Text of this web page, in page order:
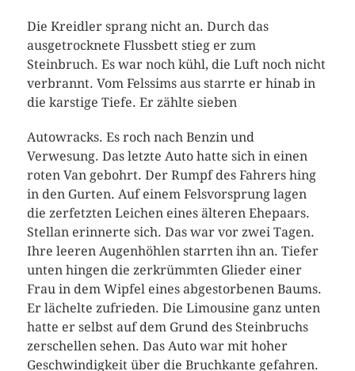
Die Kreidler sprang nicht an. Durch das
ausgetrocknete Flussbett stieg er zum
Steinbruch. Es war noch kühl, die Luft noch nicht
verbrannt. Vom Felssims aus starrte er hinab in
die karstige Tiefe. Er zählte sieben
Autowracks. Es roch nach Benzin und
Verwesung. Das letzte Auto hatte sich in einen
roten Van gebohrt. Der Rumpf des Fahrers hing
in den Gurten. Auf einem Felsvorsprung lagen
die zerfetzten Leichen eines älteren Ehepaars.
Stellan erinnerte sich. Das war vor zwei Tagen.
Ihre leeren Augenhöhlen starrten ihn an. Tiefer
unten hingen die zerkrümmten Glieder einer
Frau in dem Wipfel eines abgestorbenen Baums.
Er lächelte zufrieden. Die Limousine ganz unten
hatte er selbst auf dem Grund des Steinbruchs
zerschellen sehen. Das Auto war mit hoher
Geschwindigkeit über die Bruchkante gefahren.